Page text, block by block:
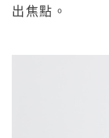
出焦點。